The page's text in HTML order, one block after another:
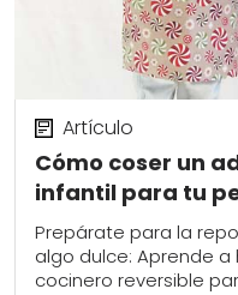
Cómo coser un
infantil para tu
cocina
Artículo
Prepárate para la
algo dulce: Aprende
cocinero reversible